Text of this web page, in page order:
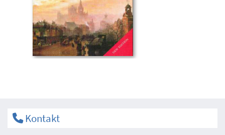
Kontakt